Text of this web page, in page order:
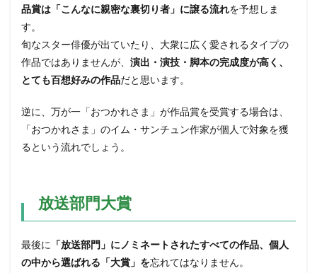
品賞は「こんなに親密な裏切り者」に譲る流れを予想しま
す。
旬なスター俳優が出ていたり、大衆に広く愛されるタイプの
作品ではありませんが、 演出・演技・脚本の完成度が高く、
とても百想好みの作品だと思います。
逆に、万が一「おつかれさま」が作品賞を受賞する場合は、
「おつかれさま」のイム・サンチュン作家が個人で対象を獲
るという流れでしょう。
放送部門大賞
最後に 「放送部門」にノミネートされたすべての作品、個人
の中から選ばれる「大賞」を忘れてはなりません。